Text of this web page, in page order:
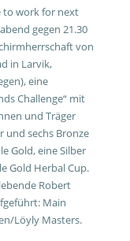
work for next
gegen 21.30
von
in Larvik,
eine
Challenge“ mit
und Träger
und sechs Bronze
Gold, eine Silber
Gold Herbal Cup.
Robert
Main
Löyly Masters.